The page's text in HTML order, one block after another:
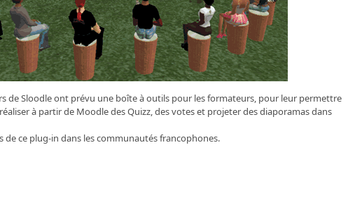
de Sloodle ont prévu une boîte à outils pour les formateurs, pour leur permettre
à partir de Moodle des Quizz, des votes et projeter des diaporamas dans
de ce plug-in dans les communautés francophones.